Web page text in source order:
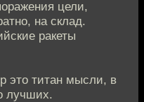
цели,
на склад.
ракеты
это титан мысли, в
лучших.